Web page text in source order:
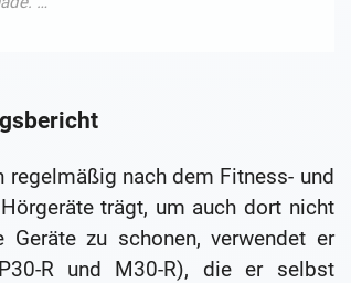
regelmäßig nach dem Fitness- und
trägt, um auch dort nicht
zu schonen, verwendet er
R und M30-R), die er selbst